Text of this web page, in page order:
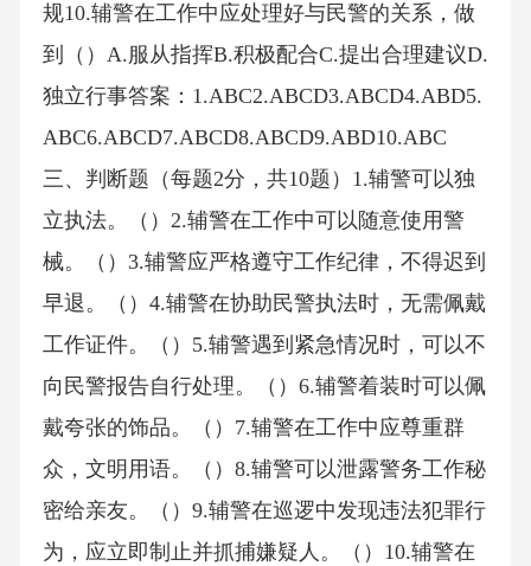
规10.辅警在工作中应处理好与民警的关系，做
到（）A.服从指挥B.积极配合C.提出合理建议D.
独立行事答案：1.ABC2.ABCD3.ABCD4.ABD5.
ABC6.ABCD7.ABCD8.ABCD9.ABD10.ABC
三、判断题（每题2分，共10题）1.辅警可以独
立执法。（）2.辅警在工作中可以随意使用警
械。（）3.辅警应严格遵守工作纪律，不得迟到
早退。（）4.辅警在协助民警执法时，无需佩戴
工作证件。（）5.辅警遇到紧急情况时，可以不
向民警报告自行处理。（）6.辅警着装时可以佩
戴夸张的饰品。（）7.辅警在工作中应尊重群
众，文明用语。（）8.辅警可以泄露警务工作秘
密给亲友。（）9.辅警在巡逻中发现违法犯罪行
为，应立即制止并抓捕嫌疑人。（）10.辅警在